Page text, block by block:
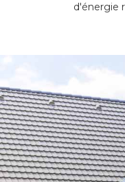
d'énergie